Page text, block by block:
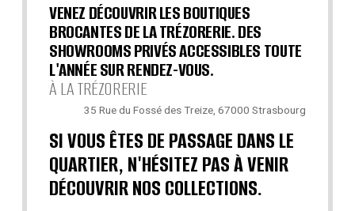
VENEZ DÉCOUVRIR LES BOUTIQUES
BROCANTES DE LA TRÉZORERIE. DES
SHOWROOMS PRIVÉS ACCESSIBLES TOUTE
L'ANNÉE SUR RENDEZ-VOUS.
À LA TRÉZORERIE
35 Rue du Fossé des Treize, 67000 Strasbourg
SI VOUS ÊTES DE PASSAGE DANS LE
QUARTIER, N'HÉSITEZ PAS À VENIR
DÉCOUVRIR NOS COLLECTIONS.